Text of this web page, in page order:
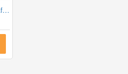
Пароструйка Cleancraft HDR-H 108-20